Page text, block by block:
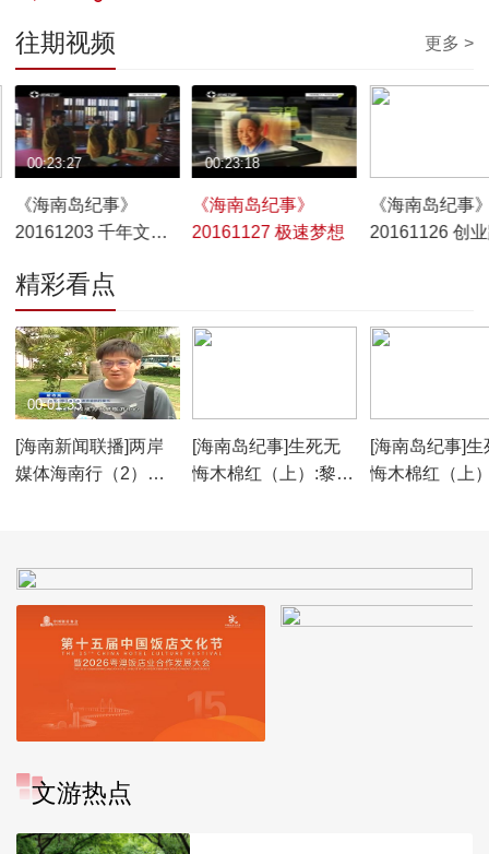
往期视频 更多 >
《海南岛纪事》
20161203 千年文脉
00:23:27
《海南岛纪事》
20161127 极速梦想
00:23:18
《海南岛纪事
20161126 创
精彩看点
[海南新闻联播]两岸
媒体海南行（2）：
00:01:33
[海南岛纪事]生死无
悔木棉红（上）:黎定
[海南岛纪事]生
悔木棉红（上
文游热点